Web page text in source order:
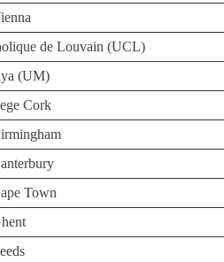
de Louvain (UCL)
(UM)
Cork
Town